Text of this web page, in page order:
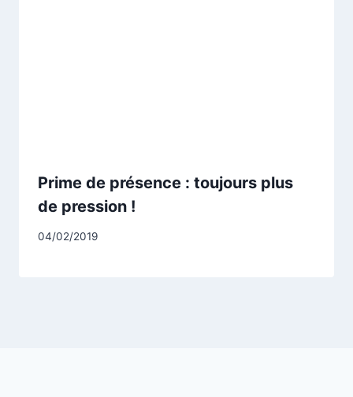
Prime de présence : toujours plus
de pression !
Par
04/02/2019